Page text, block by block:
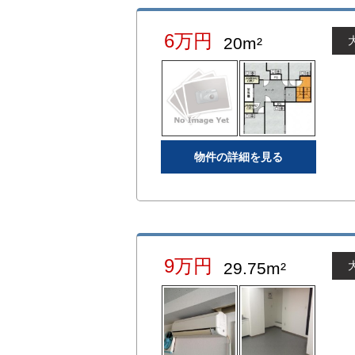
6万円 20m²
物件の詳細を見る
9万円 29.75m²